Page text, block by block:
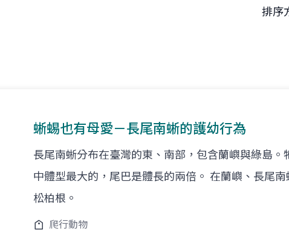
排序
蜥蜴也有母愛－長尾南蜥的護幼行為
長尾南蜥分布在臺灣的東、南部，包含蘭嶼與綠島。
中體型最大的，尾巴是體長的兩倍。 在蘭嶼、長尾
松柏根。
爬行動物